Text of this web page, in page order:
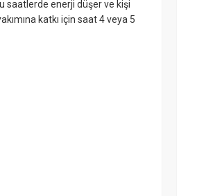
saatlerde enerji düşer ve kişi
katkı için saat 4 veya 5